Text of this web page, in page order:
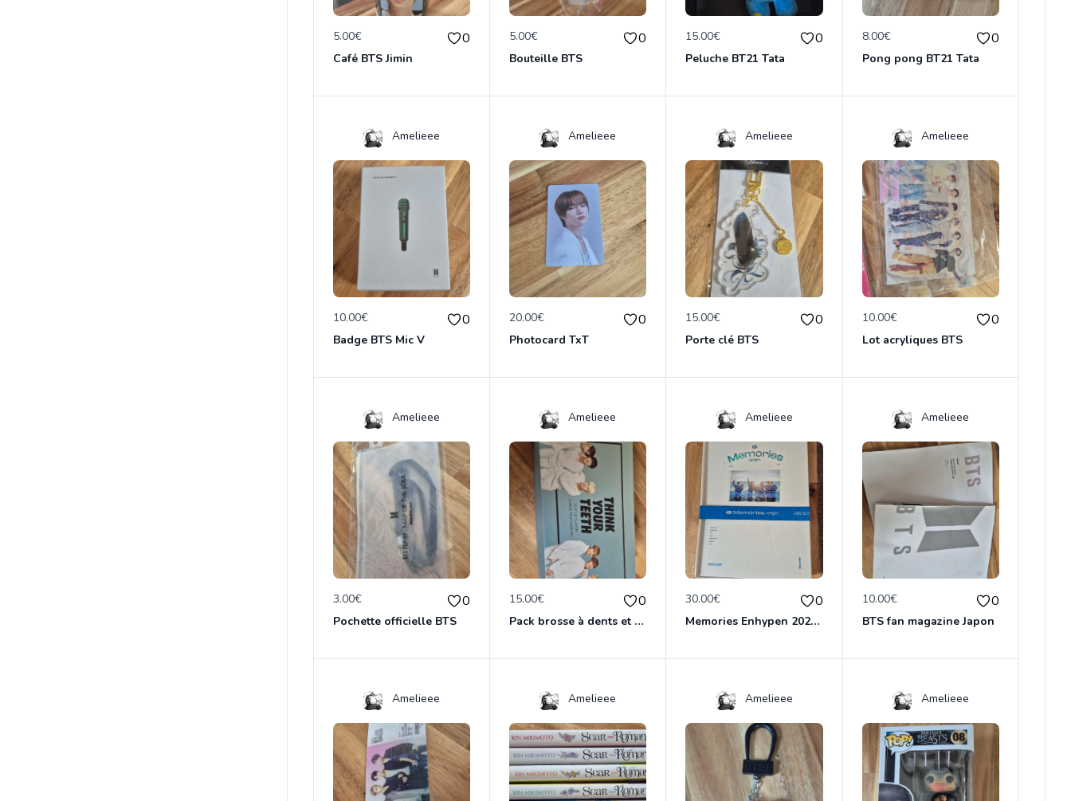
5.00€ 0
Café BTS Jimin
5.00€ 0
Bouteille BTS
15.00€ 0
Peluche BT21 Tata
8.00€ 0
Pong pong BT21 Tata
Amelieee
10.00€ 0
Badge BTS Mic V
Amelieee
20.00€ 0
Photocard TxT
Amelieee
15.00€ 0
Porte clé BTS
Amelieee
10.00€ 0
Lot acryliques BTS
Amelieee
3.00€ 0
Pochette officielle BTS
Amelieee
15.00€ 0
Pack brosse à dents et dentifrice BTS
Amelieee
30.00€ 0
Memories Enhypen 2020-2021
Amelieee
10.00€ 0
BTS fan magazine Japon
Amelieee Amelieee Amelieee Amelieee